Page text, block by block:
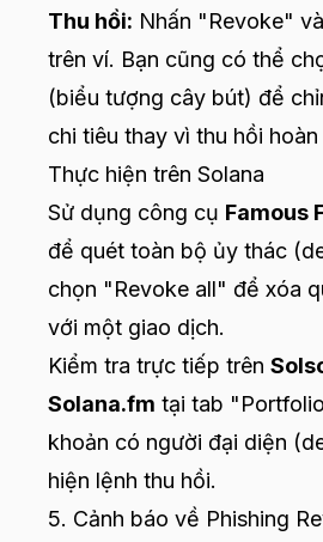
Thu hồi: Nhấn "Revoke"
trên ví. Bạn cũng có thể
(biểu tượng cây bút) để
chi tiêu thay vì thu hồi hoàn
Thực hiện trên Solana
Sử dụng công cụ Famous
để quét toàn bộ ủy thác
chọn "Revoke all" để xóa
với một giao dịch.
Kiểm tra trực tiếp trên
Solana.fm tại tab
khoản có người đại diện
hiện lệnh thu hồi.
5. Cảnh báo về Phishing